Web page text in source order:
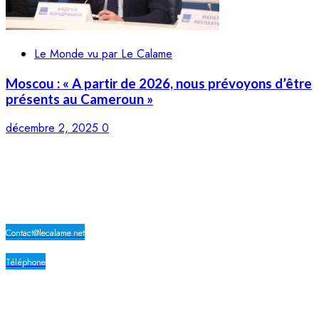
Le Monde vu par Le Calame
Moscou : « A partir de 2026, nous prévoyons d’être
présents au Cameroun »
décembre 2, 2025 0
Contact@lecalame.net
Téléphone